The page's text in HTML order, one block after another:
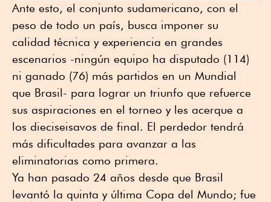
Ante esto, el conjunto sudamericano, con el
peso de todo un país, busca imponer su
calidad técnica y experiencia en grandes
escenarios -ningún equipo ha disputado (114)
ni ganado (76) más partidos en un Mundial
que Brasil- para lograr un triunfo que refuerce
sus aspiraciones en el torneo y les acerque a
los dieciseisavos de final. El perdedor tendrá
más dificultades para avanzar a las
eliminatorias como primera.
Ya han pasado 24 años desde que Brasil
levantó la quinta y última Copa del Mundo; fue